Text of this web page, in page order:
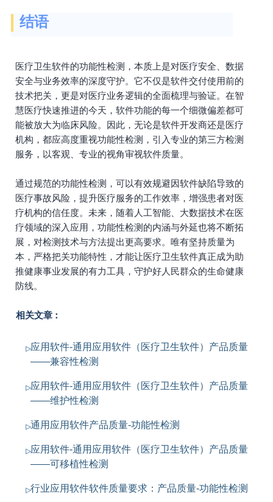
结语
医疗卫生软件的功能性检测，本质上是对医疗安全、数据
安全与业务效率的深度守护。它不仅是软件交付使用前的
技术把关，更是对医疗业务逻辑的全面梳理与验证。在智
慧医疗快速推进的今天，软件功能的每一个细微偏差都可
能被放大为临床风险。因此，无论是软件开发商还是医疗
机构，都应高度重视功能性检测，引入专业的第三方检测
服务，以客观、专业的视角审视软件质量。
通过规范的功能性检测，可以有效规避因软件缺陷导致的
医疗事故风险，提升医疗服务的工作效率，增强患者对医
疗机构的信任度。未来，随着人工智能、大数据技术在医
疗领域的深入应用，功能性检测的内涵与外延也将不断拓
展，对检测技术与方法提出更高要求。唯有坚持质量为
本，严格把关功能特性，才能让医疗卫生软件真正成为助
推健康事业发展的有力工具，守护好人民群众的生命健康
防线。
相关文章：
应用软件-通用应用软件（医疗卫生软件）产品质量
——兼容性检测
应用软件-通用应用软件（医疗卫生软件）产品质量
——维护性检测
通用应用软件产品质量-功能性检测
应用软件-通用应用软件（医疗卫生软件）产品质量
——可移植性检测
行业应用软件软件质量要求：产品质量-功能性检测